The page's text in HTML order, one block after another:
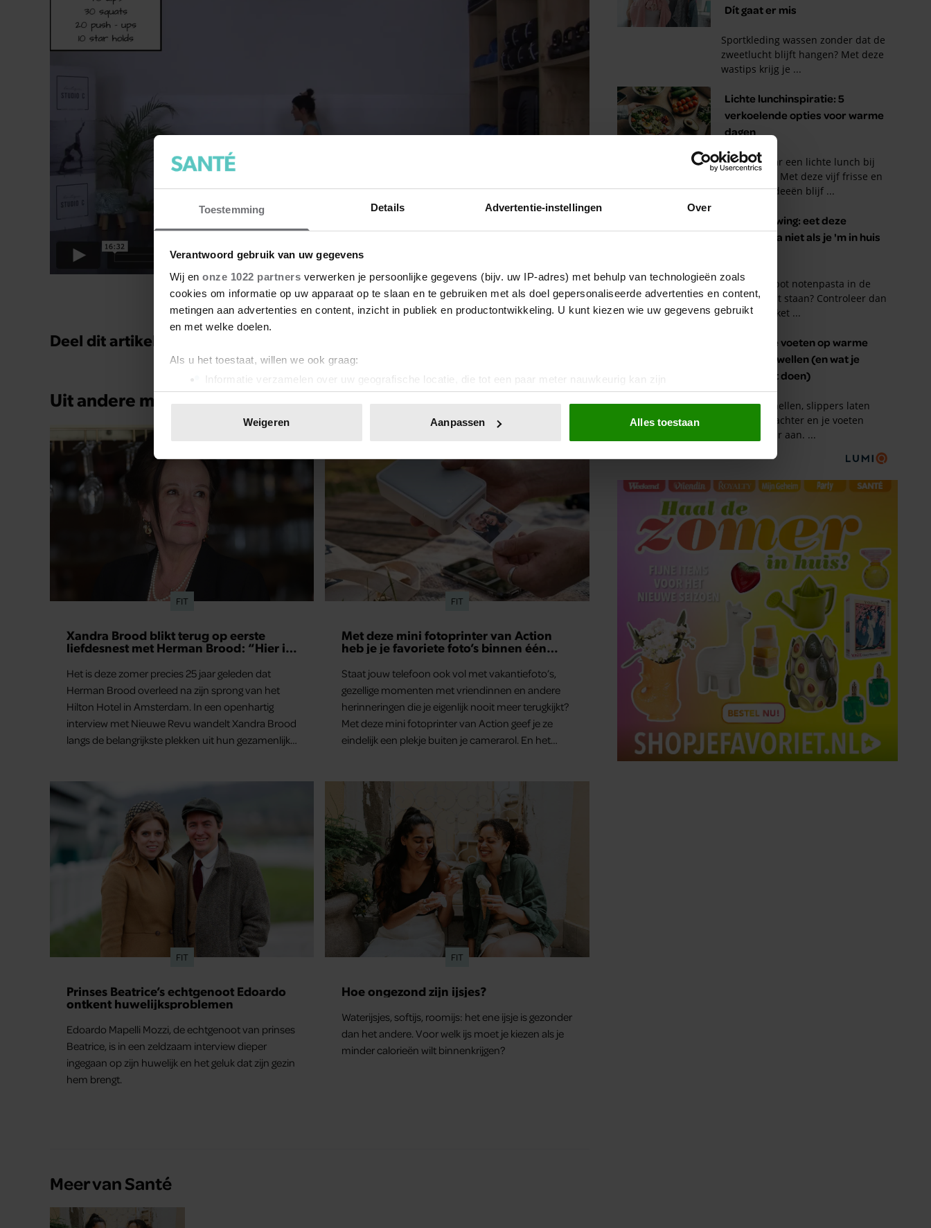
Toestemming Details Advertentie-instellingen Over
Verantwoord gebruik van uw gegevens
Wij en onze 1022 partners verwerken je persoonlijke gegevens (bijv. uw IP-adres) met behulp van technologieën zoals
cookies om informatie op uw apparaat op te slaan en te gebruiken met als doel gepersonaliseerde advertenties en content,
metingen aan advertenties en content, inzicht in publiek en productontwikkeling. U kunt kiezen wie uw gegevens gebruikt
en met welke doelen.
Als u het toestaat, willen we ook graag:
Informatie verzamelen over uw geografische locatie, die tot een paar meter nauwkeurig kan zijn
Uw apparaat identificeren door het actief te scannen op specifieke eigenschappen (fingerprinting)
toestemming op elk moment wijzigen of intrekken in de Cookieverklaring.
We gebruiken cookies om content en advertenties te personaliseren, om functies voor social media te bieden en om ons
websiteverkeer te analyseren. Ook delen we informatie over uw gebruik van onze site met onze partners voor social
media, adverteren en analyse. Deze partners kunnen deze gegevens combineren met andere informatie die u aan ze heeft
verstrekt of die ze hebben verzameld op basis van uw gebruik van hun services. U gaat akkoord met onze cookies als u
onze website blijft gebruiken.
Weigeren Aanpassen Alles toestaan
Lees ook:‘Met deze tips kun je mindful haredlopen’
Beeld: Getty Images
Deel dit artikel op social media!
Uit andere media
FIT
Xandra Brood blikt terug op eerste
liefdesnest met Herman Brood: “Hier is
Het is deze zomer precies 25 jaar geleden dat
Herman Brood overleed na zijn sprong van het
Hilton Hotel in Amsterdam. In een openhartig
interview met Nieuwe Revu wandelt Xandra Brood
langs de belangrijkste plekken uit hun gezamenlijke
en werd dochter Lola geboren.
FIT
Met deze mini fotoprinter van Action
heb je je favoriete foto’s binnen één
minuut in handen
Staat jouw telefoon ook vol met vakantiefoto’s,
gezellige momenten met vriendinnen en andere
herinneringen die je eigenlijk nooit meer terugkijkt?
Met deze mini fotoprinter van Action geef je ze
eindelijk een plekje buiten je camerarol. En het
FIT
Prinses Beatrice’s echtgenoot Edoardo
ontkent huwelijksproblemen
Edoardo Mapelli Mozzi, de echtgenoot van prinses
Beatrice, is in een zeldzaam interview dieper
ingegaan op zijn huwelijk en het geluk dat zijn gezin
hem brengt.
FIT
Hoe ongezond zijn ijsjes?
Waterijsjes, softijs, roomijs: het ene ijsje is gezonder
dan het andere. Voor welk ijs moet je kiezen als je
minder calorieën wilt binnenkrijgen?
Meer van Santé